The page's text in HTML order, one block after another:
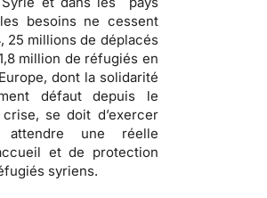
besoins ne cessent
25 millions de déplacés
million de réfugiés en
dont la solidarité
défaut depuis le
se doit d’exercer
attendre une réelle
et de protection
syriens.